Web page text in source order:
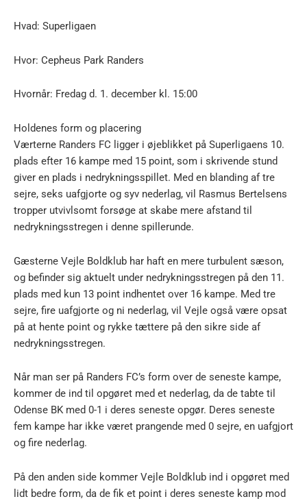
Hvad: Superligaen
Hvor: Cepheus Park Randers
Hvornår: Fredag d. 1. december kl. 15:00
Holdenes form og placering
Værterne Randers FC ligger i øjeblikket på Superligaens 10.
plads efter 16 kampe med 15 point, som i skrivende stund
giver en plads i nedrykningsspillet. Med en blanding af tre
sejre, seks uafgjorte og syv nederlag, vil Rasmus Bertelsens
tropper utvivlsomt forsøge at skabe mere afstand til
nedrykningsstregen i denne spillerunde.
Gæsterne Vejle Boldklub har haft en mere turbulent sæson,
og befinder sig aktuelt under nedrykningsstregen på den 11.
plads med kun 13 point indhentet over 16 kampe. Med tre
sejre, fire uafgjorte og ni nederlag, vil Vejle også være opsat
på at hente point og rykke tættere på den sikre side af
nedrykningsstregen.
Når man ser på Randers FC’s form over de seneste kampe,
kommer de ind til opgøret med et nederlag, da de tabte til
Odense BK med 0-1 i deres seneste opgør. Deres seneste
fem kampe har ikke været prangende med 0 sejre, en uafgjort
og fire nederlag.
På den anden side kommer Vejle Boldklub ind i opgøret med
lidt bedre form, da de fik et point i deres seneste kamp mod